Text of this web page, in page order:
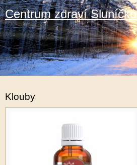
Centrum zdraví Sluníčko
Klouby